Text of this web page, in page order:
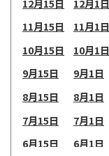
11月15日
11月1日
10月15日
10月1日
9月15日
9月1日
8月15日
8月1日
7月15日
7月1日
6月15日
6月1日